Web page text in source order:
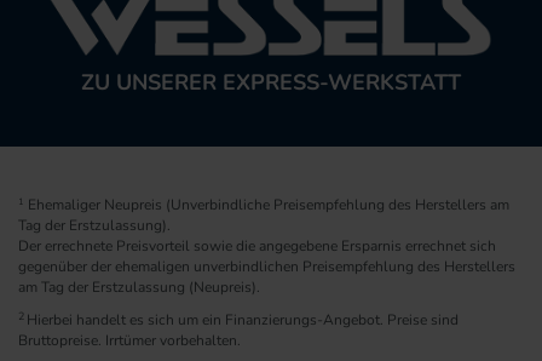
ZU UNSERER EXPRESS-WERKSTATT
1 Ehemaliger Neupreis (Unverbindliche Preisempfehlung des Herstellers am
Tag der Erstzulassung).
Der errechnete Preisvorteil sowie die angegebene Ersparnis errechnet sich
gegenüber der ehemaligen unverbindlichen Preisempfehlung des Herstellers
am Tag der Erstzulassung (Neupreis).
2 Hierbei handelt es sich um ein Finanzierungs-Angebot. Preise sind
Bruttopreise. Irrtümer vorbehalten.